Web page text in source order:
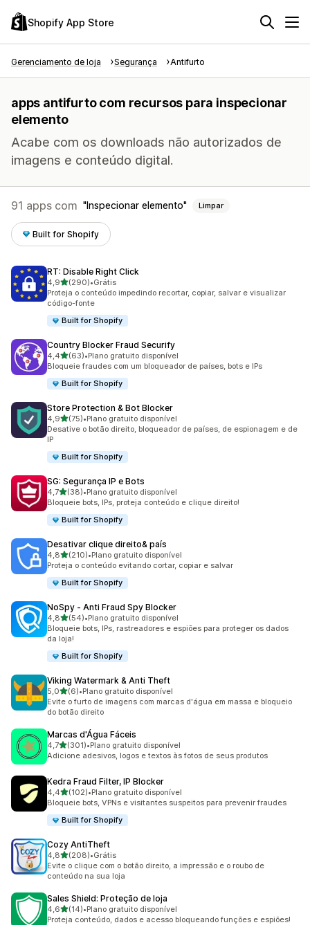
Shopify App Store
Gerenciamento de loja Segurança Antifurto
apps antifurto com recursos para inspecionar
elemento
Acabe com os downloads não autorizados de
imagens e conteúdo digital.
91 apps com Inspecionar elemento Limpar
Built for Shopify
RT: Disable Right Click
4,9de 5 estrelas
(290)
290 avaliações ao todo
•Grátis
Proteja o conteúdo impedindo recortar, copiar, salvar e visualizar
código-fonte
Built for Shopify
Country Blocker Fraud Securify
4,4de 5 estrelas
(63)
63 avaliações ao todo
•Plano gratuito disponível
Bloqueie fraudes com um bloqueador de países, bots e IPs
Built for Shopify
Store Protection & Bot Blocker
4,9de 5 estrelas
(75)
75 avaliações ao todo
•Plano gratuito disponível
Desative o botão direito, bloqueador de países, de espionagem e de
IP
Built for Shopify
SG: Segurança IP e Bots
4,7de 5 estrelas
(38)
38 avaliações ao todo
•Plano gratuito disponível
Bloqueie bots, IPs, proteja conteúdo e clique direito!
Built for Shopify
Desativar clique direito& país
4,8de 5 estrelas
(210)
210 avaliações ao todo
•Plano gratuito disponível
Proteja o conteúdo evitando cortar, copiar e salvar
Built for Shopify
NoSpy ‑ Anti Fraud Spy Blocker
4,8de 5 estrelas
(54)
54 avaliações ao todo
•Plano gratuito disponível
Bloqueie bots, IPs, rastreadores e espiões para proteger os dados
da loja!
Built for Shopify
Viking Watermark & Anti Theft
5,0de 5 estrelas
(6)
6 avaliações ao todo
•Plano gratuito disponível
Evite o furto de imagens com marcas d'água em massa e bloqueio
do botão direito
Marcas d'Água Fáceis
4,7de 5 estrelas
(301)
301 avaliações ao todo
•Plano gratuito disponível
Adicione adesivos, logos e textos às fotos de seus produtos
Kedra Fraud Filter, IP Blocker
4,4de 5 estrelas
(102)
102 avaliações ao todo
•Plano gratuito disponível
Bloqueie bots, VPNs e visitantes suspeitos para prevenir fraudes
Built for Shopify
Cozy AntiTheft
4,8de 5 estrelas
(208)
208 avaliações ao todo
•Grátis
Evite o clique com o botão direito, a impressão e o roubo de
conteúdo na sua loja
Sales Shield: Proteção de loja
4,6de 5 estrelas
(14)
14 avaliações ao todo
•Plano gratuito disponível
Proteja conteúdo, dados e acesso bloqueando funções e espiões!